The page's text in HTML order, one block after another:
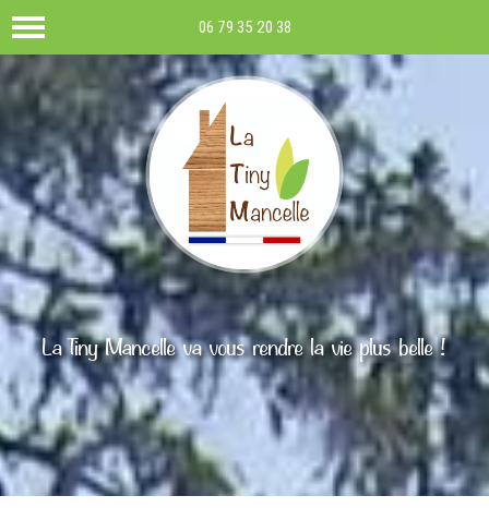
06 79 35 20 38
La Tiny Mancelle va vous rendre la vie plus belle !